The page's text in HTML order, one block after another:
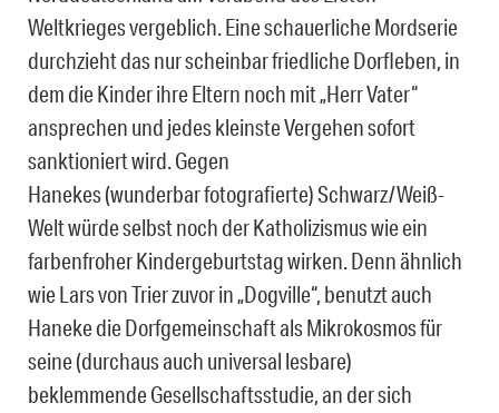
Weltkrieges vergeblich. Eine schauerliche Mordserie
durchzieht das nur scheinbar friedliche Dorfleben, in
dem die Kinder ihre Eltern noch mit „Herr Vater“
ansprechen und jedes kleinste Vergehen sofort
sanktioniert wird. Gegen
Hanekes (wunderbar fotografierte) Schwarz/Weiß-
Welt würde selbst noch der Katholizismus wie ein
farbenfroher Kindergeburtstag wirken. Denn ähnlich
wie Lars von Trier zuvor in „Dogville“, benutzt auch
Haneke die Dorfgemeinschaft als Mikrokosmos für
seine (durchaus auch universal lesbare)
beklemmende Gesellschaftsstudie, an der sich